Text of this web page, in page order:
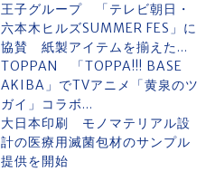
王子グループ 「テレビ朝日・
六本木ヒルズSUMMER FES」に
協賛 紙製アイテムを揃えた...
TOPPAN 「TOPPA!!! BASE
AKIBA」でTVアニメ「黄泉のツ
ガイ」コラボ...
大日本印刷 モノマテリアル設
計の医療用滅菌包材のサンプル
提供を開始